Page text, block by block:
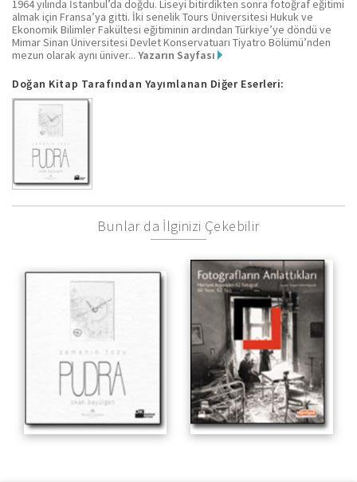
1964 yılında İstanbul’da doğdu. Liseyi bitirdikten sonra fotoğraf eğitimi
almak için Fransa’ya gitti. İki senelik Tours Üniversitesi Hukuk ve
Ekonomik Bilimler Fakültesi eğitiminin ardından Türkiye’ye döndü ve
Mimar Sinan Üniversitesi Devlet Konservatuarı Tiyatro Bölümü’nden
mezun olarak aynı üniver... Yazarın Sayfası
Doğan Kitap Tarafından Yayımlanan Diğer Eserleri:
Bunlar da İlginizi Çekebilir
Zamanın Tozu
Hürriyet Arşivinden 62
Fotoğraf, 60 Yazar, 62 Yazı